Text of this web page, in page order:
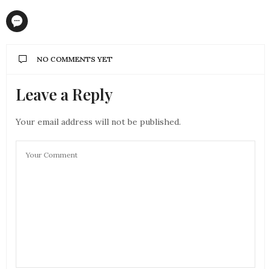
NO COMMENTS YET
Leave a Reply
Your email address will not be published.